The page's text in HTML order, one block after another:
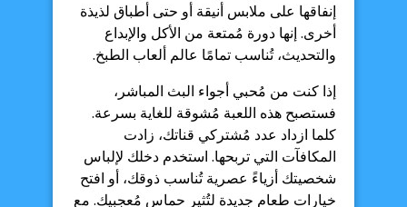
إنفاقها على ملابس أنيقة أو حتى أطباق لذيذة
أخرى. إنها دورة مُمتعة من الأكل والإبداع
والتحديث، تُناسب تمامًا عالم ألعاب الطبخ.
إذا كنت من مُحبي أجواء البث المباشر،
فستصبح هذه اللعبة مُشوقة للغاية بسرعة.
كلما ازداد عدد مُشتركي قناتك، زادت
المكافآت التي تربحها. استخدم دخلك لإلباس
شخصيتك أزياءً عصرية تُناسب ذوقك، أو افتح
خيارات طعام جديدة لتُثير حماس مُعجبيك. مع